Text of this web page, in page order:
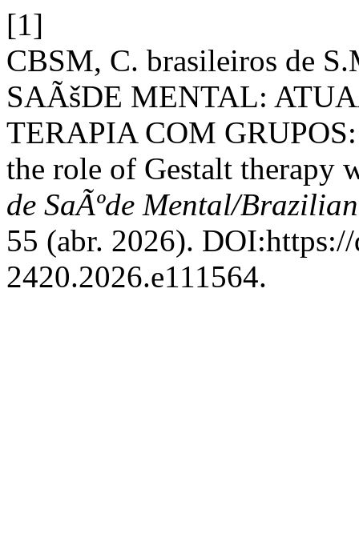
[1]
CBSM, C. brasileiros de
SAÃšDE MENTAL:
TERAPIA COM
the role of Gestalt therapy
de SaÃºde Mental/
55 (abr. 2026).
2420.2026.e111564.